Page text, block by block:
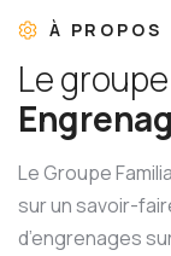
À PROPOS
Legroupe
Engrenag
Le Groupe
sur un savoir-
d’engrenages